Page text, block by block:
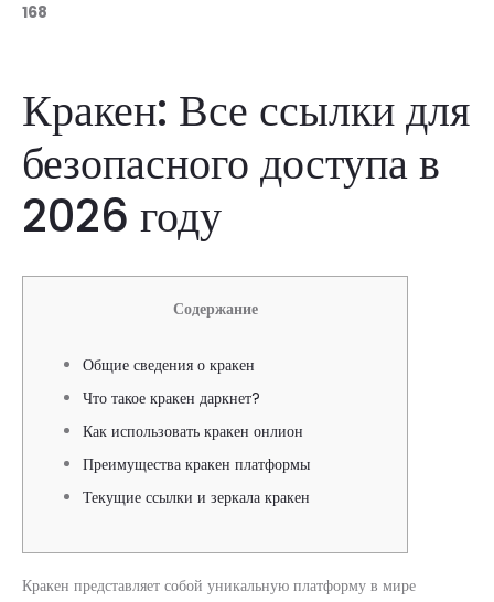
168
Кракен: Все ссылки для
безопасного доступа в
2026 году
Содержание
Общие сведения о кракен
Что такое кракен даркнет?
Как использовать кракен онлион
Преимущества кракен платформы
Текущие ссылки и зеркала кракен
Кракен представляет собой уникальную платформу в мире